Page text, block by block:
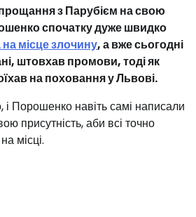
з Парубієм на свою
спочатку дуже швидко
місце злочину, а вже сьогодні
штовхав промови, тоді як
на поховання у Львові.
і Порошенко навіть самі написали
присутність, аби всі точно
місці.